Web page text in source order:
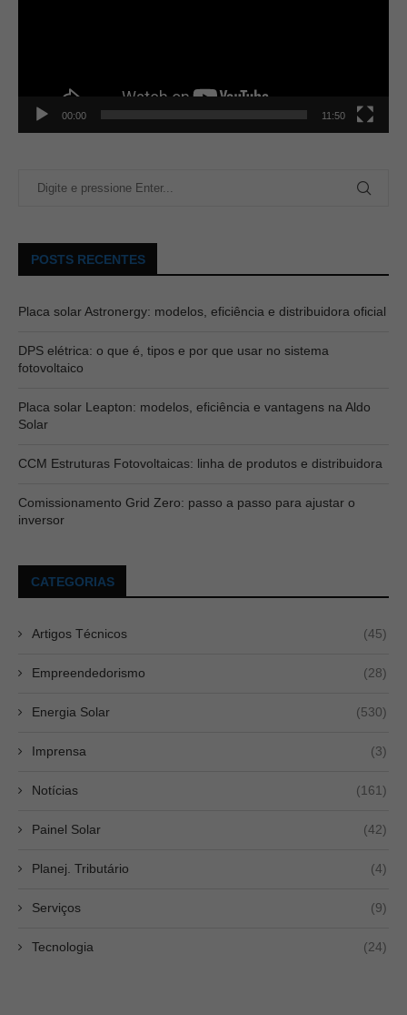
00:00 11:50
POSTS RECENTES
Placa solar Astronergy: modelos, eficiência e distribuidora oficial
DPS elétrica: o que é, tipos e por que usar no sistema
fotovoltaico
Placa solar Leapton: modelos, eficiência e vantagens na Aldo
Solar
CCM Estruturas Fotovoltaicas: linha de produtos e distribuidora
Comissionamento Grid Zero: passo a passo para ajustar o
inversor
CATEGORIAS
Artigos Técnicos (45)
Empreendedorismo (28)
Energia Solar (530)
Imprensa (3)
Notícias (161)
Painel Solar (42)
Planej. Tributário (4)
Serviços (9)
Tecnologia (24)